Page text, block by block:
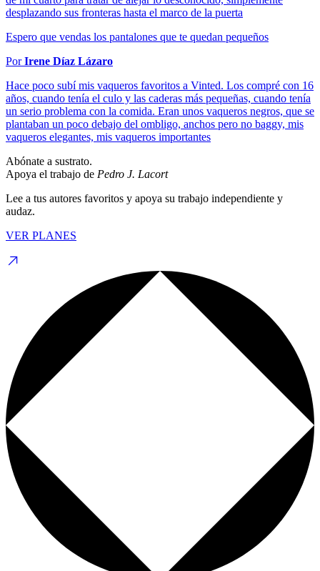
desplazando sus fronteras hasta el marco de la puerta
Espero que vendas los pantalones que te quedan pequeños
PorIrene Díaz Lázaro
Hace poco subí mis vaqueros favoritos a Vinted. Los compré con 16
años, cuando tenía el culo y las caderas más pequeñas, cuando tenía
un serio problema con la comida. Eran unos vaqueros negros, que se
plantaban un poco debajo del ombligo, anchos pero no baggy, mis
vaqueros elegantes, mis vaqueros importantes
Abónate a sustrato.
Apoya el trabajo de Pedro J. Lacort
Lee a tus autores favoritos y apoya su trabajo independiente y
audaz.
VER PLANES